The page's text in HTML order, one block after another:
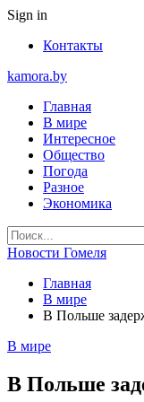
Sign in
Контакты
kamora.by
Главная
В мире
Интересное
Общество
Погода
Разное
Экономика
Новости Гомеля
Главная
В мире
В Польше
В мире
В Польше